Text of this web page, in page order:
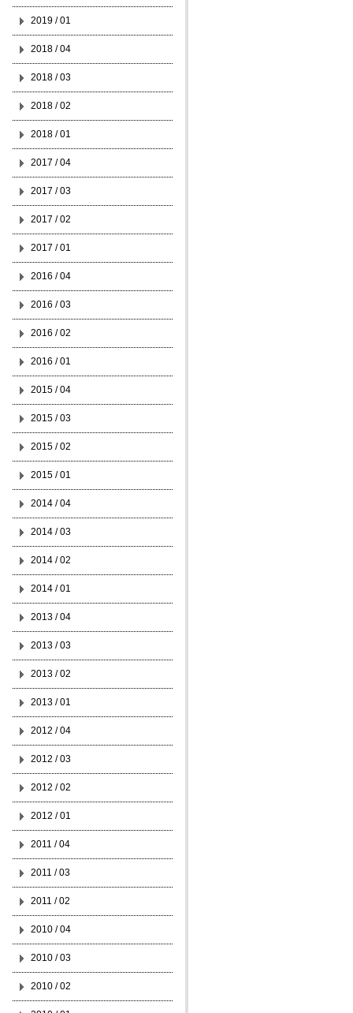
2019 / 01
2018 / 04
2018 / 03
2018 / 02
2018 / 01
2017 / 04
2017 / 03
2017 / 02
2017 / 01
2016 / 04
2016 / 03
2016 / 02
2016 / 01
2015 / 04
2015 / 03
2015 / 02
2015 / 01
2014 / 04
2014 / 03
2014 / 02
2014 / 01
2013 / 04
2013 / 03
2013 / 02
2013 / 01
2012 / 04
2012 / 03
2012 / 02
2012 / 01
2011 / 04
2011 / 03
2011 / 02
2010 / 04
2010 / 03
2010 / 02